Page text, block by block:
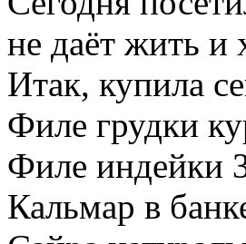
не даёт жить и
Итак, купила
Филе грудки
Филе индейки
Кальмар в